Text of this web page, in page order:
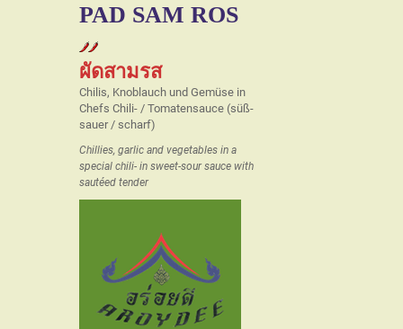
PAD SAM ROS
ผัดสามรส
Chilis, Knoblauch und Gemüse in
Chefs Chili- / Tomatensauce (süß-
sauer / scharf)
Chillies, garlic and vegetables in a
special chili- in sweet-sour sauce with
sautéed tender